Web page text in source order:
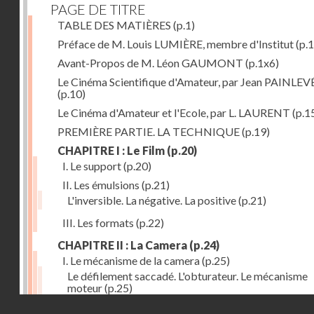
PAGE DE TITRE
TABLE DES MATIÈRES (p.1)
Préface de M. Louis LUMIÈRE, membre d'Institut
Avant-Propos de M. Léon GAUMONT (p.1x6)
Le Cinéma Scientifique d'Amateur, par Jean
(p.10)
Le Cinéma d'Amateur et l'Ecole, par L. LAURENT
PREMIÈRE PARTIE. LA TECHNIQUE(p.19)
CHAPITRE I : Le Film (p.20)
I. Le support(p.20)
II. Les émulsions (p.21)
L'inversible. La négative. La positive(p.21)
III. Les formats (p.22)
CHAPITRE II : La Camera (p.24)
I. Le mécanisme de la camera(p.25)
Le défilement saccadé. L'obturateur. Le mécanisme
moteur(p.25)